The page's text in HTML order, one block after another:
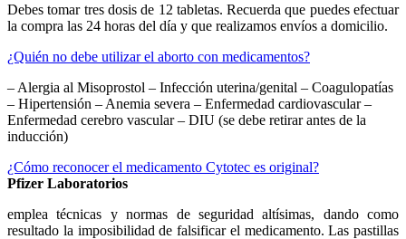
Debes tomar tres dosis de 12 tabletas. Recuerda que puedes efectuar
la compra las 24 horas del día y que realizamos envíos a domicilio.
¿Quién no debe utilizar el aborto con medicamentos?
– Alergia al Misoprostol – Infección uterina/genital – Coagulopatías
– Hipertensión – Anemia severa – Enfermedad cardiovascular –
Enfermedad cerebro vascular – DIU (se debe retirar antes de la
inducción)
¿Cómo reconocer el medicamento Cytotec es original?
Pfizer Laboratorios
emplea técnicas y normas de seguridad altísimas, dando como
resultado la imposibilidad de falsificar el medicamento. Las pastillas